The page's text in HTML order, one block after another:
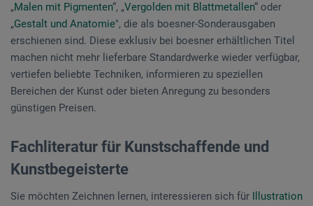
„Malen mit Pigmenten“, „Vergolden mit Blattmetallen“ oder
„Gestalt und Anatomie", die als boesner-Sonderausgaben
erschienen sind. Diese exklusiv bei boesner erhältlichen Titel
machen nicht mehr lieferbare Standardwerke wieder verfügbar,
vertiefen beliebte Techniken, informieren zu speziellen
Bereichen der Kunst oder bieten Anregung zu besonders
günstigen Preisen.
Fachliteratur für Kunstschaffende und
Kunstbegeisterte
Sie möchten Zeichnen lernen, interessieren sich für
Illustration